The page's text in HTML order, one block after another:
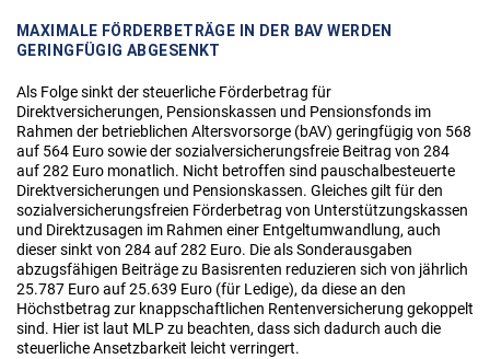
MAXIMALE FÖRDERBETRÄGE IN DER BAV WERDEN
GERINGFÜGIG ABGESENKT
Als Folge sinkt der steuerliche Förderbetrag für
Direktversicherungen, Pensionskassen und Pensionsfonds im
Rahmen der betrieblichen Altersvorsorge (bAV) geringfügig von 568
auf 564 Euro sowie der sozialversicherungsfreie Beitrag von 284
auf 282 Euro monatlich. Nicht betroffen sind pauschalbesteuerte
Direktversicherungen und Pensionskassen. Gleiches gilt für den
sozialversicherungsfreien Förderbetrag von Unterstützungskassen
und Direktzusagen im Rahmen einer Entgeltumwandlung, auch
dieser sinkt von 284 auf 282 Euro. Die als Sonderausgaben
abzugsfähigen Beiträge zu Basisrenten reduzieren sich von jährlich
25.787 Euro auf 25.639 Euro (für Ledige), da diese an den
Höchstbetrag zur knappschaftlichen Rentenversicherung gekoppelt
sind. Hier ist laut MLP zu beachten, dass sich dadurch auch die
steuerliche Ansetzbarkeit leicht verringert.